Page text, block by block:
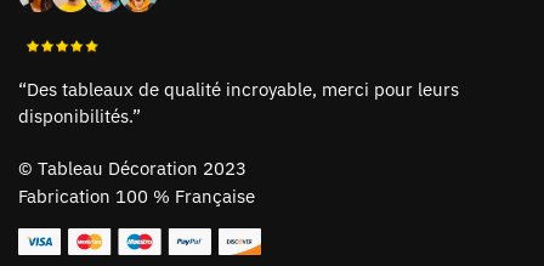
“Des tableaux de qualité incroyable, merci pour leurs
disponibilités.”
© Tableau Décoration 2023
Fabrication 100 % Française